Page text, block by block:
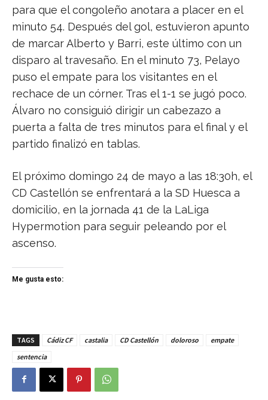
para que el congoleño anotara a placer en el
minuto 54. Después del gol, estuvieron apunto
de marcar Alberto y Barri, este último con un
disparo al travesaño. En el minuto 73, Pelayo
puso el empate para los visitantes en el
rechace de un córner. Tras el 1-1 se jugó poco.
Álvaro no consiguió dirigir un cabezazo a
puerta a falta de tres minutos para el final y el
partido finalizó en tablas.
El próximo domingo 24 de mayo a las 18:30h, el
CD Castellón se enfrentará a la SD Huesca a
domicilio, en la jornada 41 de la LaLiga
Hypermotion para seguir peleando por el
ascenso.
Me gusta esto:
TAGS Cádiz CF castalia CD Castellón doloroso
empate
sentencia